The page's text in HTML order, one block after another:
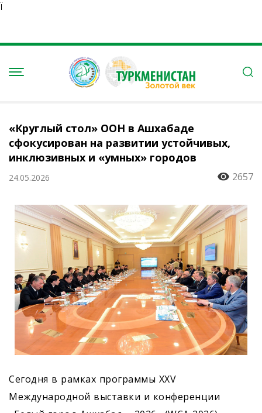
Ï
«Круглый стол» ООН в Ашхабаде
сфокусирован на развитии устойчивых,
инклюзивных и «умных» городов
24.05.2026 2657
Сегодня в рамках программы XXV
Международной выставки и конференции